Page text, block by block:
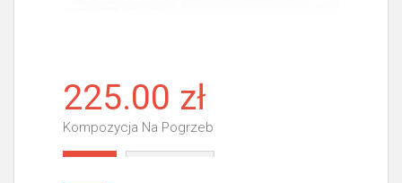
225.00 zł
Kompozycja Na Pogrzeb